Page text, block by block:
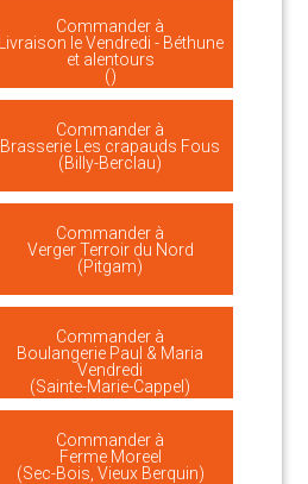
Commander à
Livraison le Vendredi - Béthune
et alentours
()
Commander à
Brasserie Les crapauds Fous
(Billy-Berclau)
Commander à
Verger Terroir du Nord
(Pitgam)
Commander à
Boulangerie Paul & Maria
Vendredi
(Sainte-Marie-Cappel)
Commander à
Ferme Moreel
(Sec-Bois, Vieux Berquin)